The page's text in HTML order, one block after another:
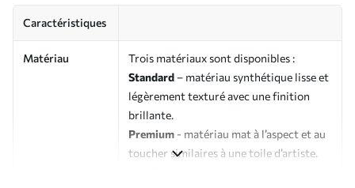
Caractéristiques
Matériau
Trois matériaux sont disponibles :
Standard – matériau synthétique lisse et
légèrement texturé avec une finition
brillante.
Premium - matériau mat à l’aspect et au
toucher similaires à une toile d’artiste.